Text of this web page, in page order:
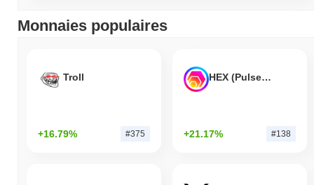
Monnaies populaires
Troll
+16.79% #375
HEX (Pulsechain)
+21.17% #138